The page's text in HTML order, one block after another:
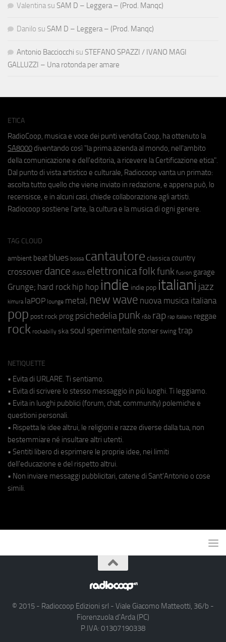
Valentina su SAM D – Leggera – (Prod. Manqc)
Danilo su SAM D – Leggera – (Prod. Manqc)
Antonio Bacciocchi su STEFANO SPAZZI / IVANO MAGI
GALLUZZI – Una rotonda per amare
ETICA
RadioCoop, musica e voce dei punti vendita Coop, ha ottenuto la
SA8000 diventando così "la prima azienda al mondo, nell'ambito
della comunicazione e dell'editoria, a ricevere la Certificazione etica".
Dal punto di vista artistico e culturale, Radiocoop vanta un primato:
ascolta tutto quello che viene inviato in redazione, e appena può, lo
recensisce, e in alcuni casi, chiede collaborazione agli artisti.
Radiocoop sostiene l'arte, la cultura e la musica di ogni genere.
TAG CLOUD
ambient beat blues bossa cantautore classica country
crossover dance disco elettronicafolkfunk fusion garage
Grunge; hard rock hip hop indie indie pop italiani jazz
kimura laPOP lounge metal; new wave nuova musica italiana
pop post rock prog psichedeliapunk r&b rap rap italiano reggae
rock rockabilly ska soul sperimentale stoner swing trap
NETIQUETTE
• Evita di URLARE. Ti sentiamo.
• Evita di scrivere lo stesso messaggio in più luoghi. Ti leggiamo.
• Evita in luoghi pubblici (forum, chat, community) polemiche e
questioni personali.
• Rispetta le idee altrui, le religioni e razze diverse dalla tua, non
bestemmiare né insultare altri utenti.
• Sentiti libero di esprimere le proprie idee, nei limiti
dell'educazione e del rispetto altrui.
• Non inviare messaggi pubblicitari, catene di Sant'Antonio o cose
simili.
© 2015 - Radiocoop Edizioni srl - Viale Giacomo Matteotti, 36/b -
Fiorenzuola d'Arda (PC)
P.IVA: 01307190338